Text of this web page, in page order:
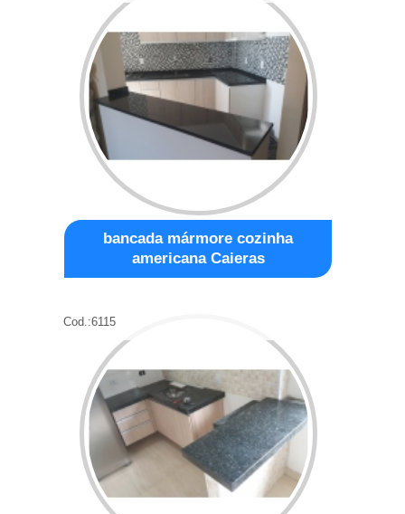
bancada mármore cozinha
americana Caieras
Cod.:6115